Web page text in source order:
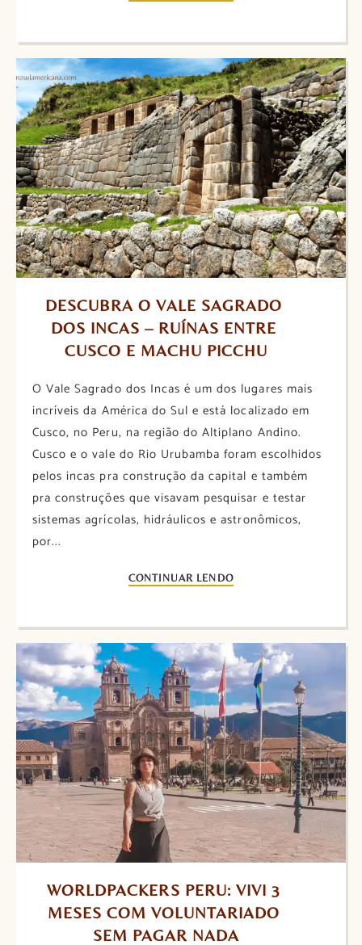
DESCUBRA O VALE SAGRADO
DOS INCAS – RUÍNAS ENTRE
CUSCO E MACHU PICCHU
O Vale Sagrado dos Incas é um dos lugares mais
incríveis da América do Sul e está localizado em
Cusco, no Peru, na região do Altiplano Andino.
Cusco e o vale do Rio Urubamba foram escolhidos
pelos incas pra construção da capital e também
pra construções que visavam pesquisar e testar
sistemas agrícolas, hidráulicos e astronômicos,
por...
CONTINUAR LENDO
WORLDPACKERS PERU: VIVI 3
MESES COM VOLUNTARIADO
SEM PAGAR NADA